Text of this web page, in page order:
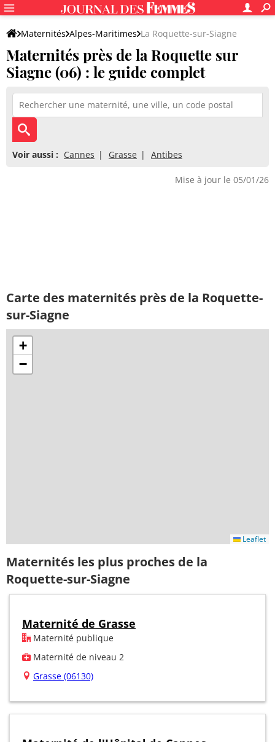
Maternités Alpes-Maritimes La Roquette-sur-Siagne
Maternités près de la Roquette sur
Siagne (06) : le guide complet
Voir aussi : Cannes Grasse Antibes
Mise à jour le 05/01/26
Carte des maternités près de la Roquette-
sur-Siagne
+
−
Leaflet
Maternités les plus proches de la
Roquette-sur-Siagne
Maternité de Grasse
Maternité publique
Maternité de niveau 2
Grasse (06130)